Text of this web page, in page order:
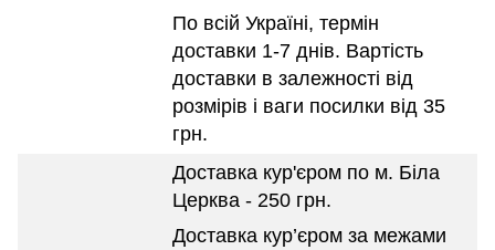
По всій Україні, термін
доставки 1-7 днів. Вартість
доставки в залежності від
розмірів і ваги посилки від 35
грн.
Доставка кур'єром по м. Біла
Церква - 250 грн.
Доставка кур’єром за межами